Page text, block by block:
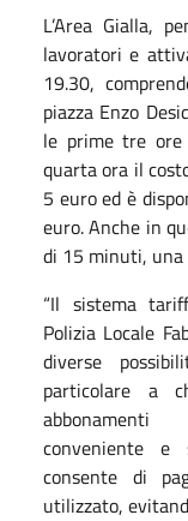
L’Area Gialla,
lavoratori e
19.30,
piazza Enzo
le prime tre ore
quarta ora il
5 euro ed è
euro. Anche in
di 15 minuti,
“Il sistema
Polizia Locale
diverse
particolare a
conveniente e
consente di
utilizzato,